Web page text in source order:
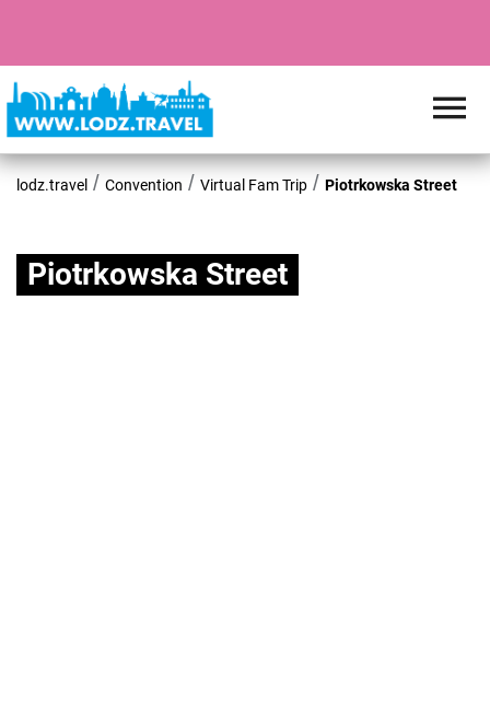
lodz.travel Convention Virtual Fam Trip Piotrkowska Street
Piotrkowska Street